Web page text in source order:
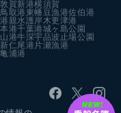
敦賀新港横須賀
鳥取港 東幡豆漁港佐伯港
親水護岸木更津港
港千葉港城ヶ島公園
港牛深宇品波止場公園
新仁尾港 片瀬漁港
亀浦港